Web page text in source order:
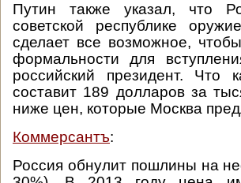
Путин также указал, что
советской республике
сделает все возможное,
формальности для
российский президент. Что
составит 189 долларов за
ниже цен, которые Москва
Коммерсантъ:
Россия обнулит пошлины на